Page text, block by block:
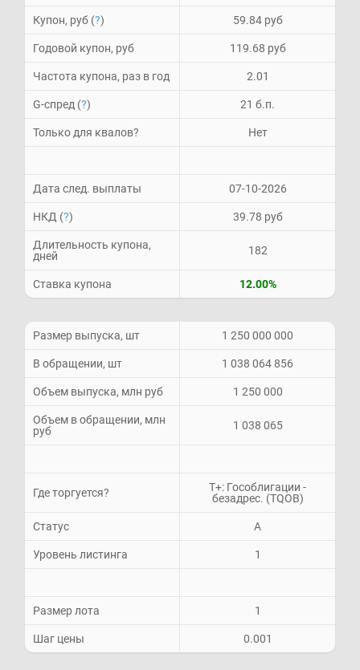
Купон, руб (?) 59.84 руб
Годовой купон, руб 119.68 руб
Частота купона, раз в год 2.01
G-спред (?) 21 б.п.
Только для квалов? Нет
Дата след. выплаты 07-10-2026
НКД (?) 39.78 руб
Длительность купона,
дней
182
Ставка купона 12.00%
Размер выпуска, шт 1 250 000 000
В обращении, шт 1 038 064 856
Объем выпуска, млн руб 1 250 000
Объем в обращении, млн
руб
1 038 065
Где торгуется?
Т+: Гособлигации -
безадрес. (TQOB)
Статус A
Уровень листинга 1
Размер лота 1
Шаг цены 0.001